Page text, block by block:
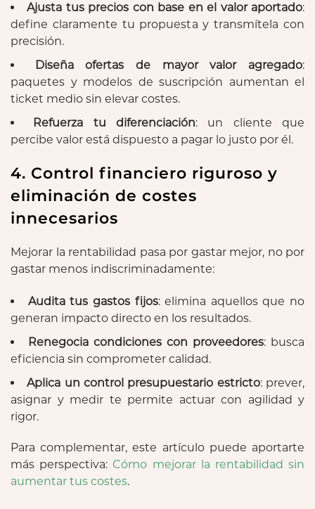
Ajusta tus precios con base en el valor aportado:
define claramente tu propuesta y transmítela con
precisión.
Diseña ofertas de mayor valor agregado:
paquetes y modelos de suscripción aumentan el
ticket medio sin elevar costes.
Refuerza tu diferenciación: un cliente que
percibe valor está dispuesto a pagar lo justo por él.
4. Control financiero riguroso y
eliminación de costes
innecesarios
Mejorar la rentabilidad pasa por gastar mejor, no por
gastar menos indiscriminadamente:
Audita tus gastos fijos: elimina aquellos que no
generan impacto directo en los resultados.
Renegocia condiciones con proveedores: busca
eficiencia sin comprometer calidad.
Aplica un control presupuestario estricto: prever,
asignar y medir te permite actuar con agilidad y
rigor.
Para complementar, este artículo puede aportarte
más perspectiva: Cómo mejorar la rentabilidad sin
aumentar tus costes.